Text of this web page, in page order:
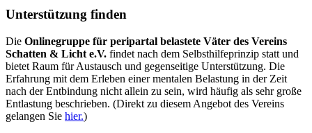
Unterstützung finden
Die Onlinegruppe für peripartal belastete Väter des Vereins
Schatten & Licht e.V. findet nach dem Selbsthilfeprinzip statt und
bietet Raum für Austausch und gegenseitige Unterstützung. Die
Erfahrung mit dem Erleben einer mentalen Belastung in der Zeit
nach der Entbindung nicht allein zu sein, wird häufig als sehr große
Entlastung beschrieben. (Direkt zu diesem Angebot des Vereins
gelangen Sie hier.)